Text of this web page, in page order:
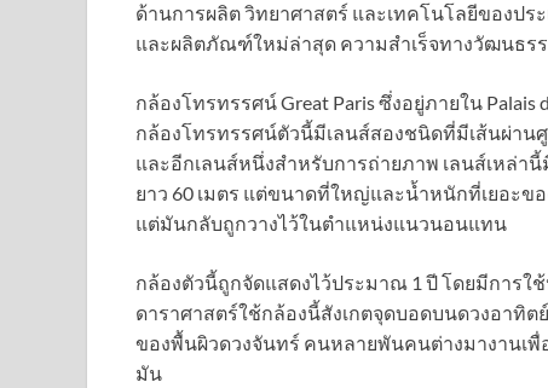
ด้านการผลิต วิทยาศาสตร์ และเทคโนโลยีของปร
และผลิตภัณฑ์ใหม่ล่าสุด ความสำเร็จทางวัฒนธร
กล้องโทรทรรศน์ Great Paris ซึ่งอยู่ภายใน Palais
กล้องโทรทรรศน์ตัวนี้มีเลนส์สองชนิดที่มีเส้นผ่านศู
และอีกเลนส์หนึ่งสำหรับการถ่ายภาพ เลนส์เหล่า
ยาว 60 เมตร แต่ขนาดที่ใหญ่และน้ำหนักที่เยอะ
แต่มันกลับถูกวางไว้ในตำแหน่งแนวนอนแทน
กล้องตัวนี้ถูกจัดแสดงไว้ประมาณ 1 ปี โดยมีการใ
ดาราศาสตร์ใช้กล้องนี้สังเกตจุดบอดบนดวงอา
ของพื้นผิวดวงจันทร์ คนหลายพันคนต่างมางานเ
มัน